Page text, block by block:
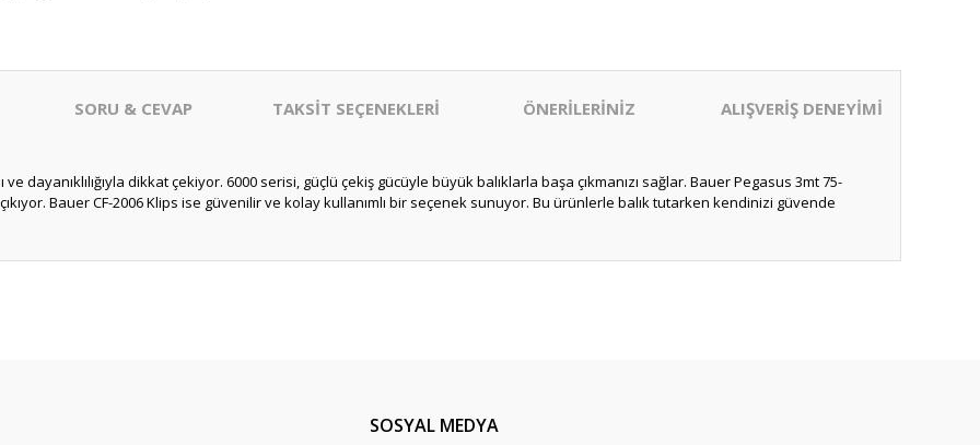
SORU & CEVAP TAKSİT SEÇENEKLERİ ÖNERİLERİNİZ ALIŞVERİŞ DENEYİMİ
dayanıklılığıyla dikkat çekiyor. 6000 serisi, güçlü çekiş gücüyle büyük balıklarla başa çıkmanızı sağlar. Bauer Pegasus 3mt 75-
Bauer CF-2006 Klips ise güvenilir ve kolay kullanımlı bir seçenek sunuyor. Bu ürünlerle balık tutarken kendinizi güvende
satıcı çok değerli artık benim
olmasına rağmen . herkese
SOSYAL MEDYA